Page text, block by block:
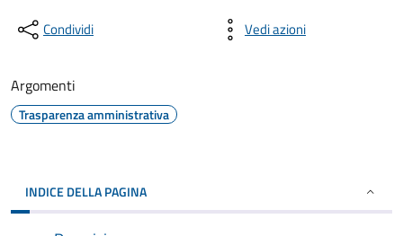
Condividi Vedi azioni
Argomenti
Trasparenza amministrativa
INDICE DELLA PAGINA